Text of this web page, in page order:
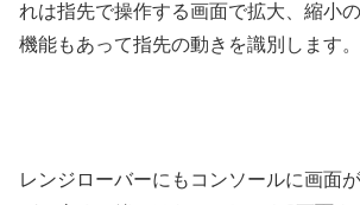
れは指先で操作する画面で拡大、縮小
機能もあって指先の動きを識別します。
レンジローバーにもコンソールに画面